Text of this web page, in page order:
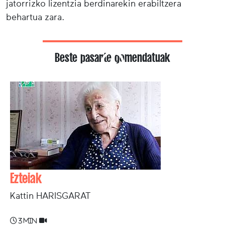
jatorrizko lizentzia berdinarekin erabiltzera
behartua zara.
Beste pasarte gomendatuak
Ezteiak
Kattin HARISGARAT
3 min